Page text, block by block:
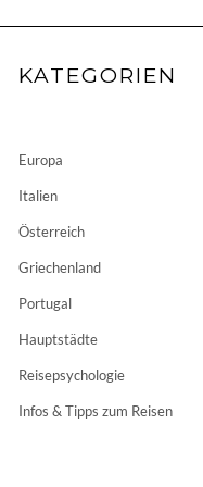
KATEGORIEN
Europa
Italien
Österreich
Griechenland
Portugal
Hauptstädte
Reisepsychologie
Infos & Tipps zum Reisen